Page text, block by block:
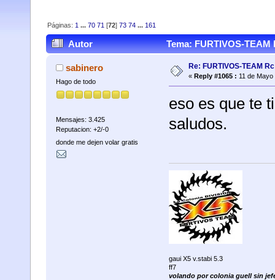
Páginas: 1 ...70 71 [72]73 74 ... 161
Autor Tema: FURTIVOS-TEAM
sabinero
Hago de todo
Mensajes: 3.425
Reputacion: +2/-0
donde me dejen volar gratis
Re: FURTIVOS-TEAM
« Reply #1065 : 11 de
eso es que te
saludos.
gaui X5 v.stabi 5.3
ff7
volando por colonia guell sin